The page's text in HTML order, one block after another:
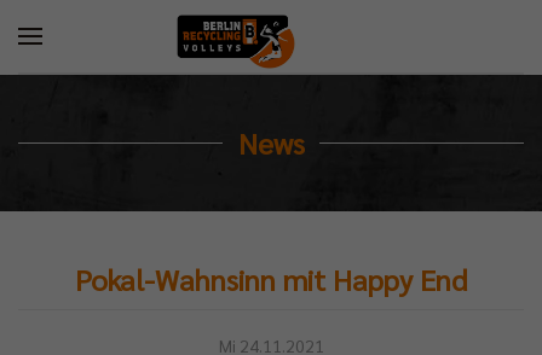
News
Pokal-Wahnsinn mit Happy End
Mi 24.11.2021